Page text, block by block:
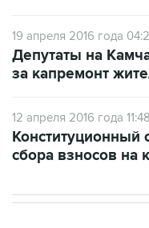
за капремонт
12 апреля 2016 года 11:48
сбора взносов на